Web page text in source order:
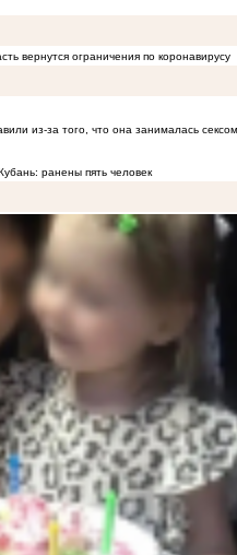
вернутся ограничения по коронавирусу
из-за того, что она занималась
ранены пять человек